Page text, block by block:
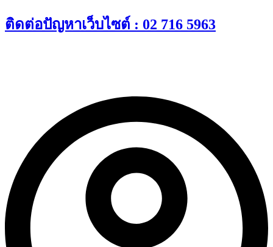
Skip
to
ติดต่อปัญหาเว็บไซต์ : 02 716 5963